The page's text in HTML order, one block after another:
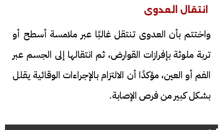
انتقال العدوى
واختتم بأن العدوى تنتقل غالبًا عبر ملامسة أسطح أو
تربة ملوثة بإفرازات القوارض، ثم انتقالها إلى الجسم عبر
الفم أو العين، مؤكدًا أن الالتزام بالإجراءات الوقائية يقلل
بشكل كبير من فرص الإصابة.